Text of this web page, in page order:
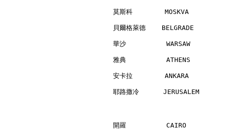
莫斯科        MOSKVA
貝爾格萊德
華沙          WARSAW
雅典          ATHENS
安卡拉        ANKARA
耶路撒冷
開羅          CAIRO